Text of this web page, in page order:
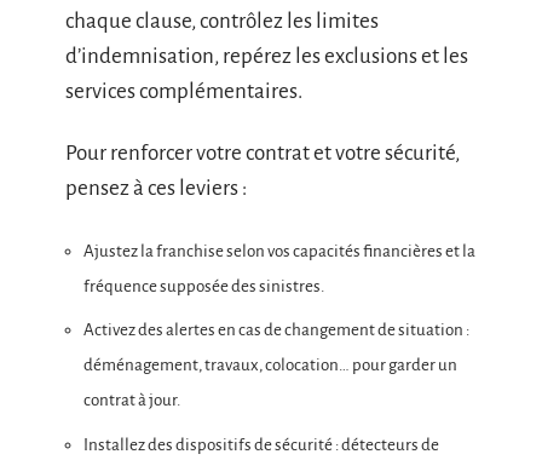
chaque clause, contrôlez les limites
d’indemnisation, repérez les exclusions et les
services complémentaires.
Pour renforcer votre contrat et votre sécurité,
pensez à ces leviers :
Ajustez la franchise selon vos capacités financières et la
fréquence supposée des sinistres.
Activez des alertes en cas de changement de situation :
déménagement, travaux, colocation… pour garder un
contrat à jour.
Installez des dispositifs de sécurité : détecteurs de